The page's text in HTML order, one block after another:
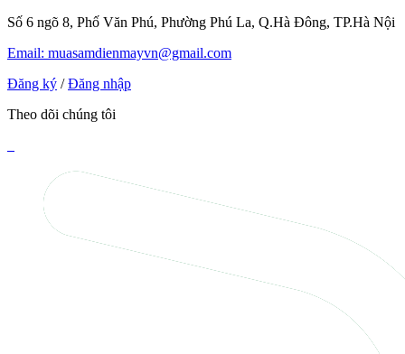
Số 6 ngõ 8, Phố Văn Phú, Phường Phú La, Q.Hà Đông, TP.Hà Nội
Email: muasamdienmayvn@gmail.com
Đăng ký / Đăng nhập
Theo dõi chúng tôi